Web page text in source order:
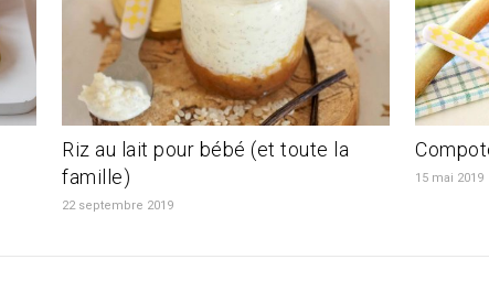
Riz au lait pour bébé (et toute la
famille)
22 septembre 2019
15 mai 2019